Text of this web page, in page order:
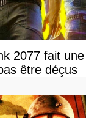
2077 fait
être déçus